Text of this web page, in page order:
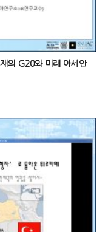
재의 G20와 미래 아세안